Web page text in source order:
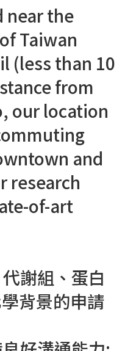
near the
Taiwan
(less than 10
from
our location
and
research
of-art
謝組、蛋白
背景的申請